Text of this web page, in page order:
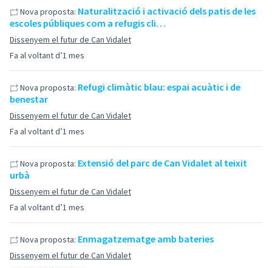
Fa al voltant d’1 mes
Nova proposta: Naturalització i activació dels patis de les
escoles públiques com a refugis cli…
Dissenyem el futur de Can Vidalet
Fa al voltant d’1 mes
Nova proposta: Refugi climàtic blau: espai acuàtic i de
benestar
Dissenyem el futur de Can Vidalet
Fa al voltant d’1 mes
Nova proposta: Extensió del parc de Can Vidalet al teixit
urbà
Dissenyem el futur de Can Vidalet
Nova proposta: Enmagatzematge amb bateries
Dissenyem el futur de Can Vidalet